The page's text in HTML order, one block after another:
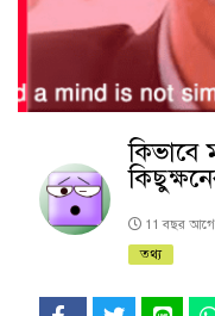
11 বছর আগে
তথ্য